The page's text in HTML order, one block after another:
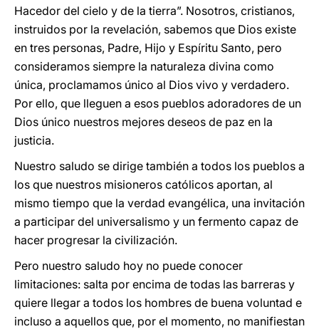
Hacedor del cielo y de la tierra”. Nosotros, cristianos,
instruidos por la revelación, sabemos que Dios existe
en tres personas, Padre, Hijo y Espíritu Santo, pero
consideramos siempre la naturaleza divina como
única, proclamamos único al Dios vivo y verdadero.
Por ello, que lleguen a esos pueblos adoradores de un
Dios único nuestros mejores deseos de paz en la
justicia.
Nuestro saludo se dirige también a todos los pueblos a
los que nuestros misioneros católicos aportan, al
mismo tiempo que la verdad evangélica, una invitación
a participar del universalismo y un fermento capaz de
hacer progresar la civilización.
Pero nuestro saludo hoy no puede conocer
limitaciones: salta por encima de todas las barreras y
quiere llegar a todos los hombres de buena voluntad e
incluso a aquellos que, por el momento, no manifiestan